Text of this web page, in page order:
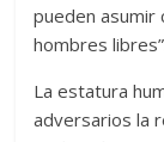
pueden asumir
hombres
La estatura
adversarios la